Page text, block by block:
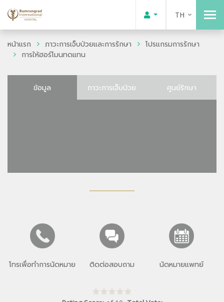
TH
หน้าแรก ภาวะการเจ็บป่วยและการรักษา
โปรแกรมการรักษา
การให้ฮอร์โมนทดแทน
ข้อมูล ภาวะการเจ็บป่วย ศูนย์รักษา
โทรเพื่อทำการนัดหมาย ติดต่อสอบถาม นัดหมายแพทย์